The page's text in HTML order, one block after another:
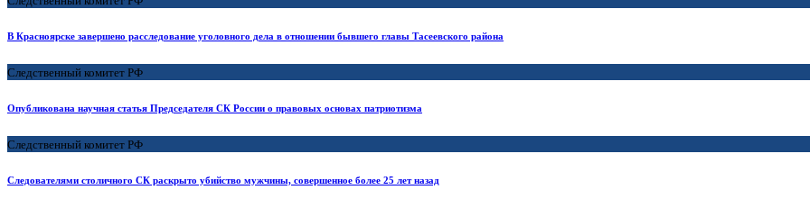
В Красноярске завершено расследование уголовного дела в отношении бывшего главы Тасеевского района
Следственный комитет РФ
Опубликована научная статья Председателя СК России о правовых основах патриотизма
Следственный комитет РФ
Следователями столичного СК раскрыто убийство мужчины, совершенное более 25 лет назад